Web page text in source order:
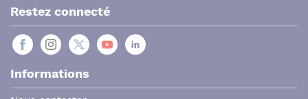
Restez connecté
Informations